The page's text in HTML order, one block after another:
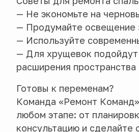
— Не экономьте на
— Продумайте освещение
— Используйте
— Для хрущевок подойдут
расширения пространства
Готовы к переменам?
Команда «Ремонт
любом этапе: от
консультацию и сделайте